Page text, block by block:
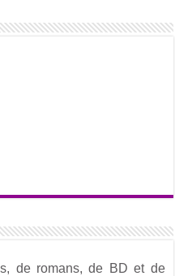
de romans, de BD et de